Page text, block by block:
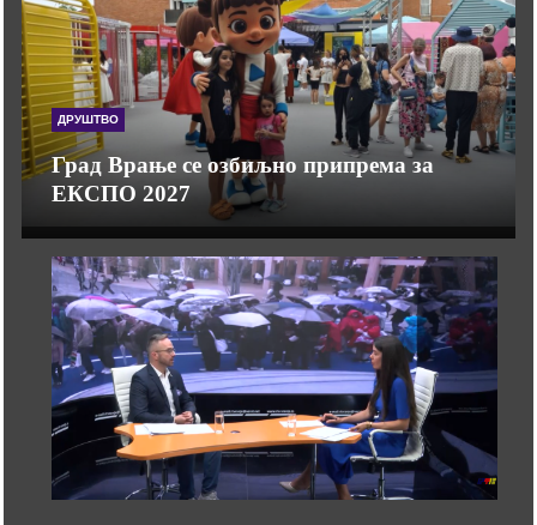
ДРУШТВО
Град Врање се озбиљно припрема за
ЕКСПО 2027